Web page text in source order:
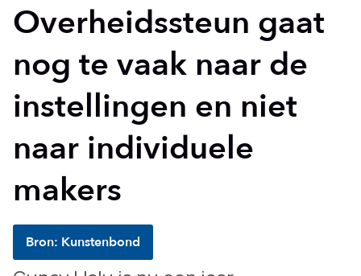
Overheidssteun gaat
nog te vaak naar de
instellingen en niet
naar individuele
makers
Bron: Kunstenbond